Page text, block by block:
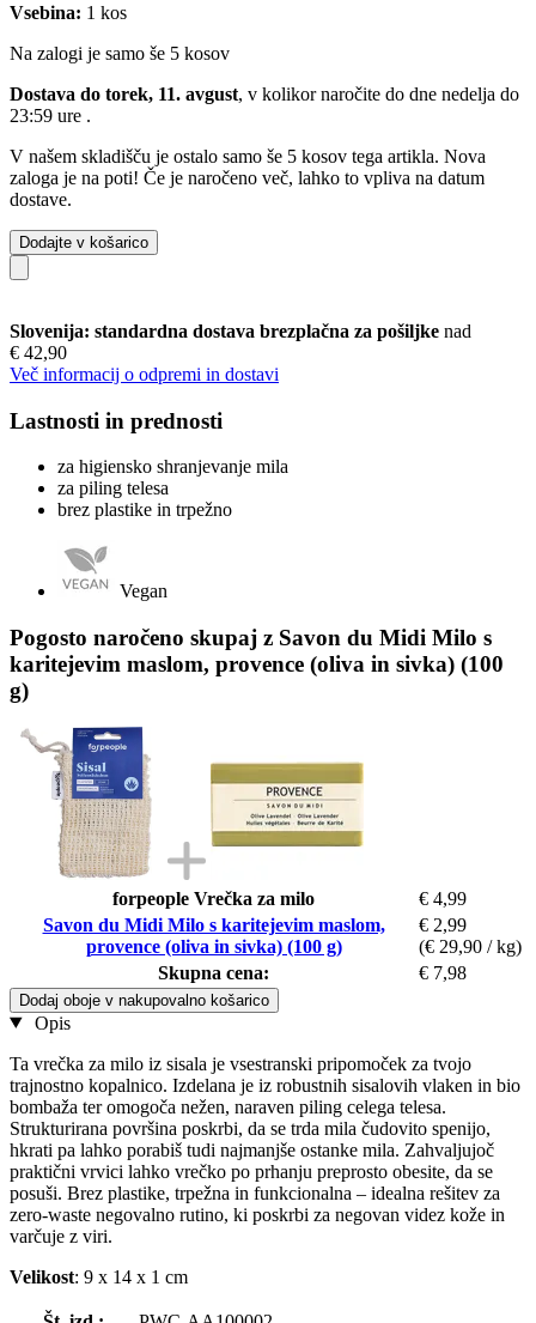
Vsebina: 1 kos
Na zalogi je samo še 5 kosov
Dostava do torek, 11. avgust, v kolikor naročite do dne nedelja do
23:59 ure .
V našem skladišču je ostalo samo še 5 kosov tega artikla. Nova
zaloga je na poti! Če je naročeno več, lahko to vpliva na datum
dostave.
Dodajte v košarico
Slovenija: standardna dostava brezplačna za pošiljke nad
€ 42,90
Več informacij o odpremi in dostavi
Lastnosti in prednosti
za higiensko shranjevanje mila
za piling telesa
brez plastike in trpežno
Vegan
Pogosto naročeno skupaj z Savon du Midi Milo s
karitejevim maslom, provence (oliva in sivka) (100
g)
forpeople Vrečka za milo
€ 4,99
Savon du Midi Milo s karitejevim maslom,
provence (oliva in sivka) (100 g)
€ 2,99
(€ 29,90 / kg)
Skupna cena:
€ 7,98
Dodaj oboje v nakupovalno košarico
Opis
Ta vrečka za milo iz sisala je vsestranski pripomoček za tvojo
trajnostno kopalnico. Izdelana je iz robustnih sisalovih vlaken in bio
bombaža ter omogoča nežen, naraven piling celega telesa.
Strukturirana površina poskrbi, da se trda mila čudovito spenijo,
hkrati pa lahko porabiš tudi najmanjše ostanke mila. Zahvaljujoč
praktični vrvici lahko vrečko po prhanju preprosto obesite, da se
posuši. Brez plastike, trpežna in funkcionalna – idealna rešitev za
zero-waste negovalno rutino, ki poskrbi za negovan videz kože in
varčuje z viri.
Velikost: 9 x 14 x 1 cm